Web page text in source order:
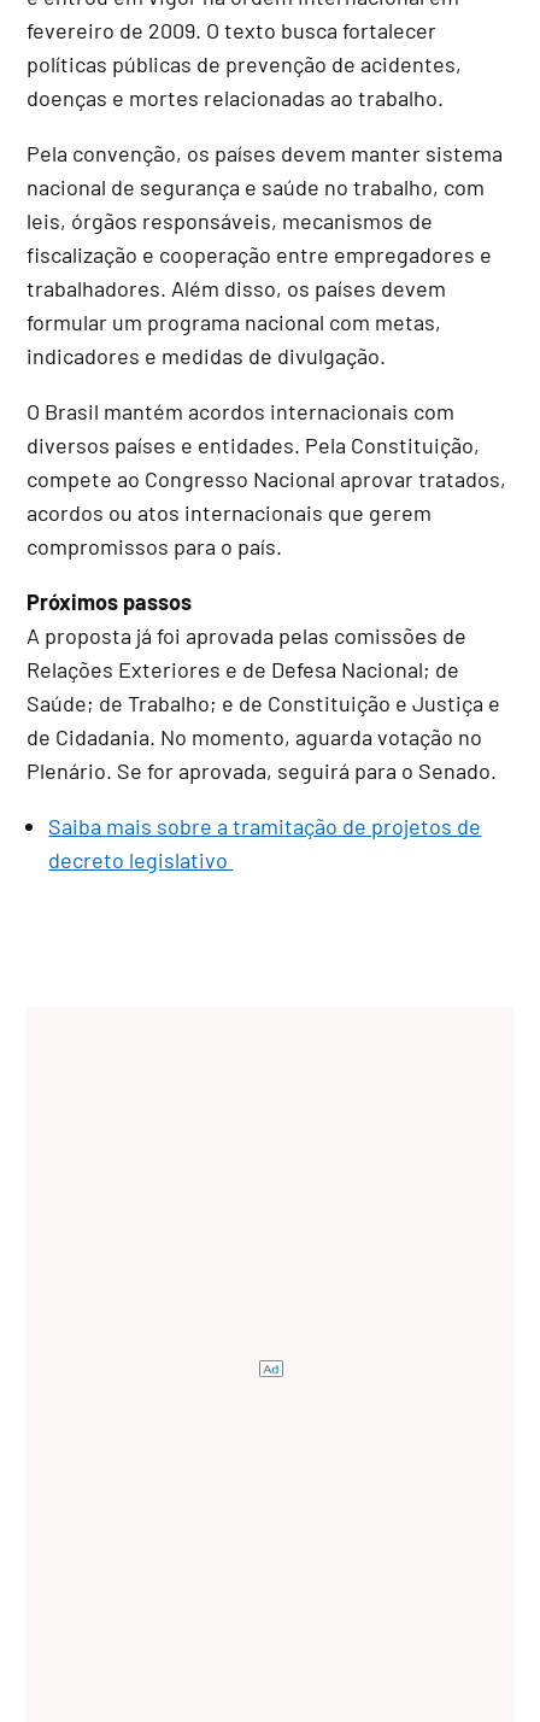
fevereiro de 2009. O texto busca fortalecer
políticas públicas de prevenção de acidentes,
doenças e mortes relacionadas ao trabalho.
Pela convenção, os países devem manter sistema
nacional de segurança e saúde no trabalho, com
leis, órgãos responsáveis, mecanismos de
fiscalização e cooperação entre empregadores e
trabalhadores. Além disso, os países devem
formular um programa nacional com metas,
indicadores e medidas de divulgação.
O Brasil mantém acordos internacionais com
diversos países e entidades. Pela Constituição,
compete ao Congresso Nacional aprovar tratados,
acordos ou atos internacionais que gerem
compromissos para o país.
Próximos passos
A proposta já foi aprovada pelas comissões de
Relações Exteriores e de Defesa Nacional; de
Saúde; de Trabalho; e de Constituição e Justiça e
de Cidadania. No momento, aguarda votação no
Plenário. Se for aprovada, seguirá para o Senado.
Saiba mais sobre a tramitação de projetos de
decreto legislativo